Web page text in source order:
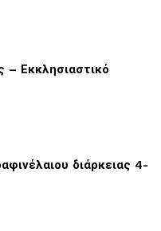
– Εκκλησιαστικό
διάρκειας 4-